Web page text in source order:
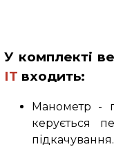
У комплекті
IT входить:
Манометр -
керується
підкачування.